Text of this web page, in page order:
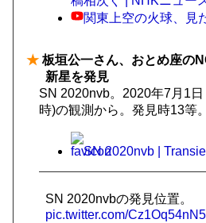
関東上空の火球、見
★ 板垣公一さん、おとめ座の
新星を発見
SN 2020nvb。2020年7月1
時)の観測から。発見時13等。
SN 2020nvb |
SN 2020nvbの発見位置。
pic.twitter.com/Cz1Oq54nN5